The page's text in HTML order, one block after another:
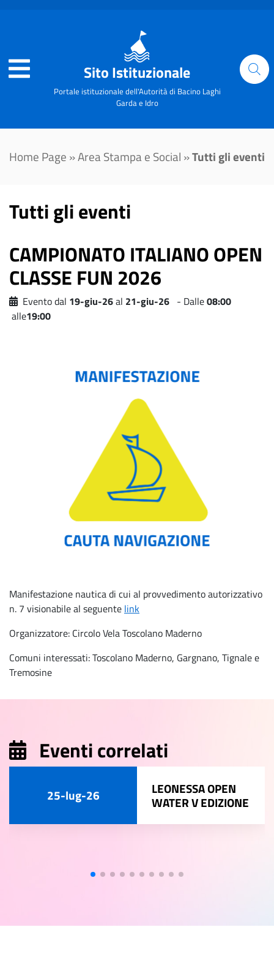
Sito Istituzionale
Portale istituzionale dell'Autorità di Bacino Laghi
Garda e Idro
Home Page »Area Stampa e Social »Tutti gli eventi
Tutti gli eventi
CAMPIONATO ITALIANO OPEN
CLASSE FUN 2026
Evento dal 19-giu-26al 21-giu-26 - Dalle08:00
alle19:00
Manifestazione nautica di cui al provvedimento autorizzativo
n. 7 visionabile al seguente link
Organizzatore: Circolo Vela Toscolano Maderno
Comuni interessati: Toscolano Maderno, Gargnano, Tignale e
Tremosine
Eventi correlati
25-lug-26 LEONESSA OPEN
WATER V EDIZIONE